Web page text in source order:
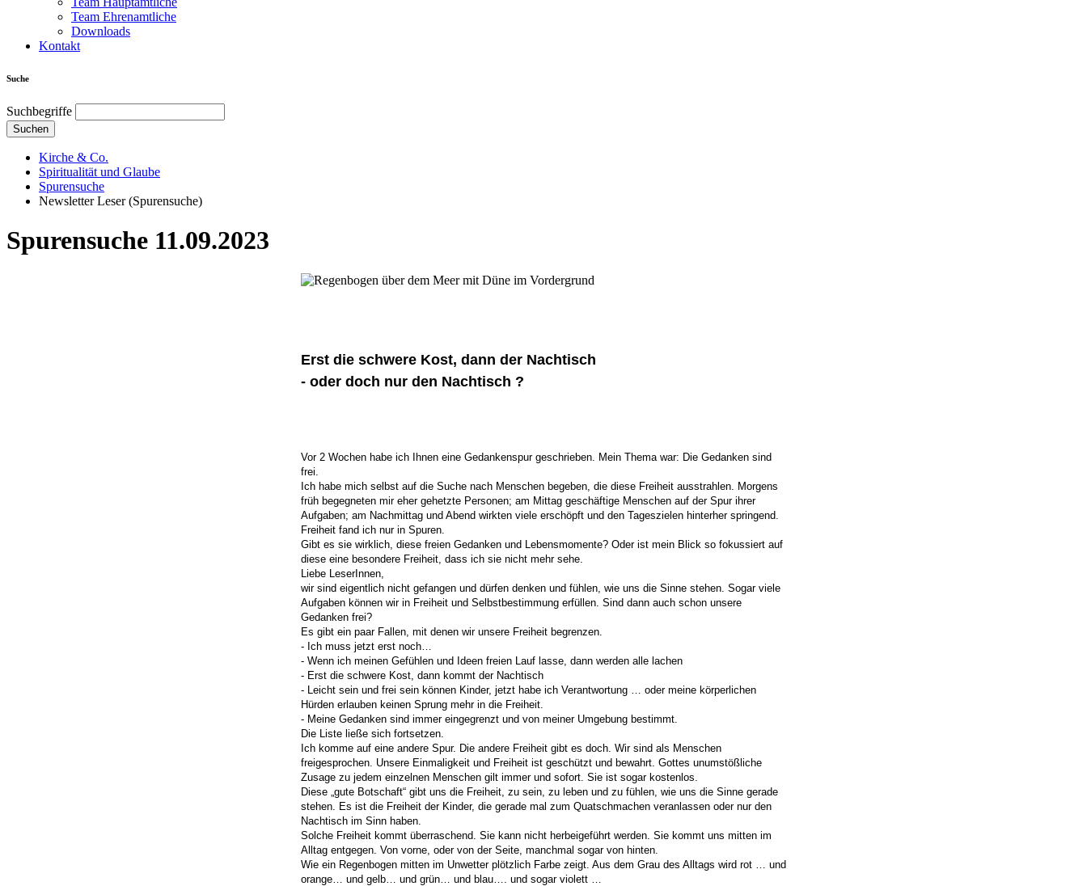
Team Ehrenamtliche
Downloads
Kontakt
Suche
Suchbegriffe
Suchen
Kirche & Co.
Spiritualität und Glaube
Spurensuche
Newsletter Leser (Spurensuche)
Spurensuche 11.09.2023
Erst die schwere Kost, dann der Nachtisch
- oder doch nur den Nachtisch ?
Vor 2 Wochen habe ich Ihnen eine Gedankenspur geschrieben. Mein Thema war: Die Gedanken sind
frei.
Ich habe mich selbst auf die Suche nach Menschen begeben, die diese Freiheit ausstrahlen. Morgens
früh begegneten mir eher gehetzte Personen; am Mittag geschäftige Menschen auf der Spur ihrer
Aufgaben; am Nachmittag und Abend wirkten viele erschöpft und den Tageszielen hinterher springend.
Freiheit fand ich nur in Spuren.
Gibt es sie wirklich, diese freien Gedanken und Lebensmomente? Oder ist mein Blick so fokussiert auf
diese eine besondere Freiheit, dass ich sie nicht mehr sehe.
Liebe LeserInnen,
wir sind eigentlich nicht gefangen und dürfen denken und fühlen, wie uns die Sinne stehen. Sogar viele
Aufgaben können wir in Freiheit und Selbstbestimmung erfüllen. Sind dann auch schon unsere
Gedanken frei?
Es gibt ein paar Fallen, mit denen wir unsere Freiheit begrenzen.
- Ich muss jetzt erst noch…
- Wenn ich meinen Gefühlen und Ideen freien Lauf lasse, dann werden alle lachen
- Erst die schwere Kost, dann kommt der Nachtisch
- Leicht sein und frei sein können Kinder, jetzt habe ich Verantwortung … oder meine körperlichen
Hürden erlauben keinen Sprung mehr in die Freiheit.
- Meine Gedanken sind immer eingegrenzt und von meiner Umgebung bestimmt.
Die Liste ließe sich fortsetzen.
Ich komme auf eine andere Spur. Die andere Freiheit gibt es doch. Wir sind als Menschen
freigesprochen. Unsere Einmaligkeit und Freiheit ist geschützt und bewahrt. Gottes unumstößliche
Zusage zu jedem einzelnen Menschen gilt immer und sofort. Sie ist sogar kostenlos.
Diese „gute Botschaft“ gibt uns die Freiheit, zu sein, zu leben und zu fühlen, wie uns die Sinne gerade
stehen. Es ist die Freiheit der Kinder, die gerade mal zum Quatschmachen veranlassen oder nur den
Nachtisch im Sinn haben.
Solche Freiheit kommt überraschend. Sie kann nicht herbeigeführt werden. Sie kommt uns mitten im
Alltag entgegen. Von vorne, oder von der Seite, manchmal sogar von hinten.
Wie ein Regenbogen mitten im Unwetter plötzlich Farbe zeigt. Aus dem Grau des Alltags wird rot … und
orange… und gelb… und grün… und blau…. und sogar violett …